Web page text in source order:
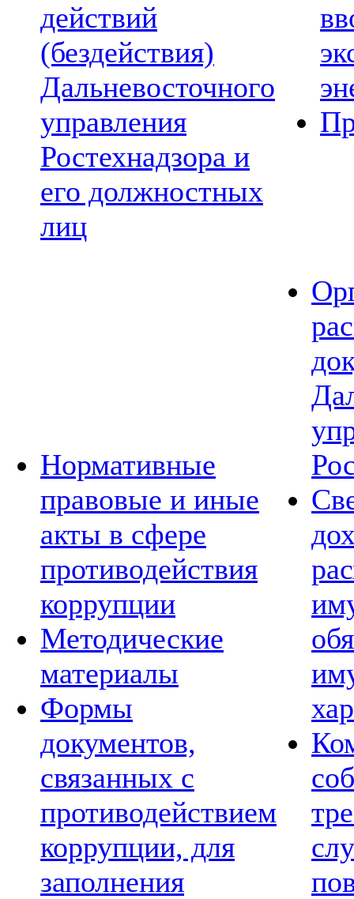
действий
(бездействия)
Дальневосточного
управления
Ростехнадзора и
его должностных
лиц
Нормативные
правовые и иные
акты в сфере
противодействия
коррупции
Методические
материалы
Формы
документов,
связанных с
противодействием
коррупции, для
заполнения